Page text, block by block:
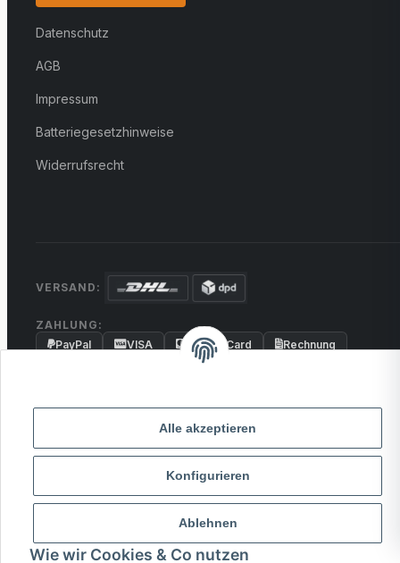
Alle akzeptieren
Konfigurieren
Ablehnen
Wie wir Cookies & Co nutzen
Datenschutz
AGB
Impressum
Batteriegesetzhinweise
Widerrufsrecht
VERSAND:
ZAHLUNG:
PayPal
VISA MasterCard
Rechnung
* Alle Preise inkl. gesetzlicher USt., zzgl.Versand
© 2026 MCTRADE24. Alle Rechte vorbehalten.
Powered byMD IT Solutions